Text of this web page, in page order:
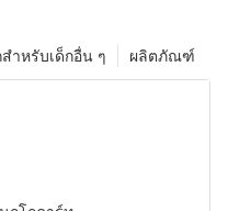
ผลิตภัณฑ์
ำหรับเด็กอื่น ๆ